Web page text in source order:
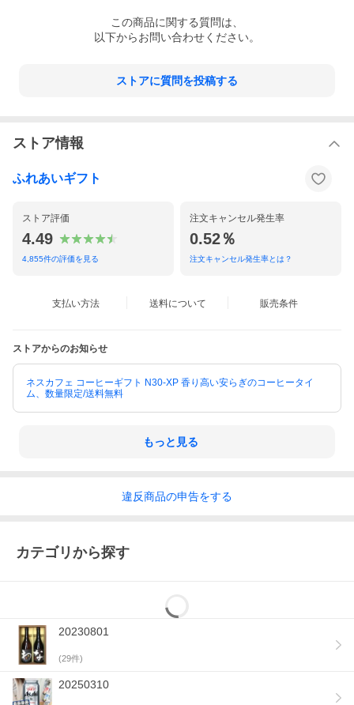
この商品に関する質問は、
以下からお問い合わせください。
ストアに質問を投稿する
ストア情報
ふれあいギフト
ストア評価
4.49
4,855件の評価を見る
注文キャンセル発生率
0.52％
注文キャンセル発生率とは？
支払い方法 送料について 販売条件
ストアからのお知らせ
ネスカフェ コーヒーギフト N30-XP 香り高い安らぎのコーヒータイ
ム、数量限定/送料無料
もっと見る
違反商品の申告をする
カテゴリから探す
20230801
(29件)
20250310